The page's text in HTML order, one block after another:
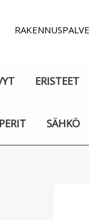
ERISTEET
SÄHKÖ